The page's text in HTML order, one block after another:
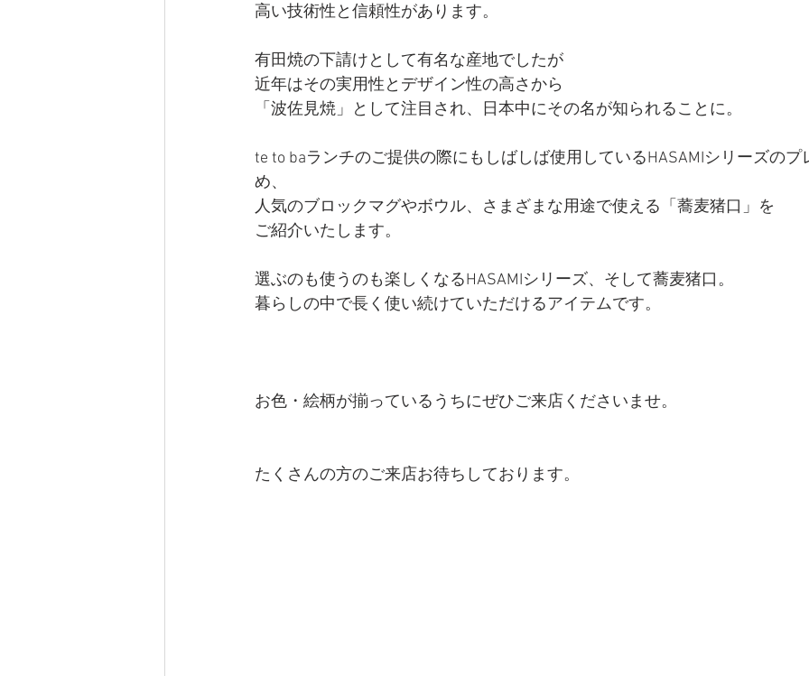
高い技術性と信頼性があります。
有田焼の下請けとして有名な産地でしたが
近年はその実用性とデザイン性の高さから
「波佐見焼」として注目され、日本中にその名が知られることに。
te to baランチのご提供の際にもしばしば使用しているHASAMIシリーズのプ
め、
人気のブロックマグやボウル、さまざまな用途で使える「蕎麦猪口」を
ご紹介いたします。
選ぶのも使うのも楽しくなるHASAMIシリーズ、そして蕎麦猪口。
暮らしの中で長く使い続けていただけるアイテムです。
お色・絵柄が揃っているうちにぜひご来店くださいませ。
たくさんの方のご来店お待ちしております。